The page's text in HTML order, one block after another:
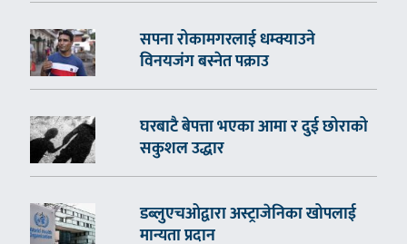
सपना रोकामगरलाई धम्क्याउने
विनयजंग बस्नेत पक्राउ
घरबाटै बेपत्ता भएका आमा र दुई छोराको
सकुशल उद्धार
डब्लुएचओद्वारा अस्ट्राजेनिका खोपलाई
मान्यता प्रदान